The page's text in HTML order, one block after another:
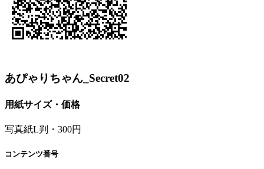
あぴゃりちゃん_Secret02
用紙サイズ・価格
写真紙L判・300円
コンテンツ番号